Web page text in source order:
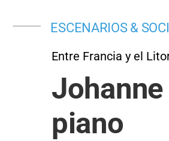
ESCENARIOS &
Entre Francia y el
piano